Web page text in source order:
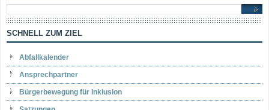
SCHNELL ZUM ZIEL
Abfallkalender
Ansprechpartner
Bürgerbewegung für Inklusion